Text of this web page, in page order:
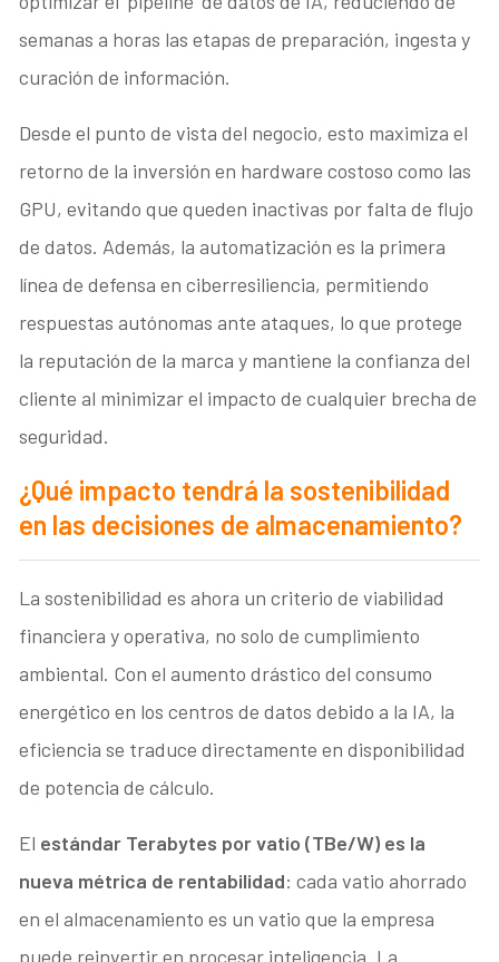
semanas a horas las etapas de preparación, ingesta y
curación de información.
Desde el punto de vista del negocio, esto maximiza el
retorno de la inversión en hardware costoso como las
GPU, evitando que queden inactivas por falta de flujo
de datos. Además, la automatización es la primera
línea de defensa en ciberresiliencia, permitiendo
respuestas autónomas ante ataques, lo que protege
la reputación de la marca y mantiene la confianza del
cliente al minimizar el impacto de cualquier brecha de
seguridad.
¿Qué impacto tendrá la sostenibilidad
en las decisiones de almacenamiento?
La sostenibilidad es ahora un criterio de viabilidad
financiera y operativa, no solo de cumplimiento
ambiental. Con el aumento drástico del consumo
energético en los centros de datos debido a la IA, la
eficiencia se traduce directamente en disponibilidad
de potencia de cálculo.
El estándar Terabytes por vatio (TBe/W) es la
nueva métrica de rentabilidad: cada vatio ahorrado
en el almacenamiento es un vatio que la empresa
puede reinvertir en procesar inteligencia. La